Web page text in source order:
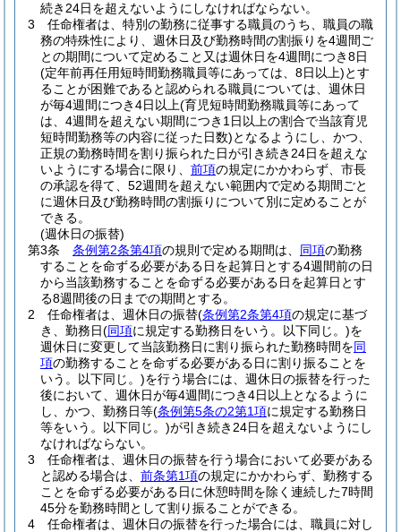
続き24日を超えないようにしなければならない。
3
任命権者は、特別の勤務に従事する職員のうち、職員の職
務の特殊性により、週休日及び勤務時間の割振りを4週間ご
との期間について定めること又は週休日を4週間につき8日
(定年前再任用短時間勤務職員等にあっては、8日以上)とす
ることが困難であると認められる職員については、週休日
が毎4週間につき4日以上(育児短時間勤務職員等にあって
は、4週間を超えない期間につき1日以上の割合で当該育児
短時間勤務等の内容に従った日数)となるようにし、かつ、
正規の勤務時間を割り振られた日が引き続き24日を超えな
いようにする場合に限り、 前項の規定にかかわらず、市長
の承認を得て、52週間を超えない範囲内で定める期間ごと
に週休日及び勤務時間の割振りについて別に定めることが
できる。
(週休日の振替)
第3条
条例第2条第4項の規則で定める期間は、 同項の勤務
することを命ずる必要がある日を起算日とする4週間前の日
から当該勤務することを命ずる必要がある日を起算日とす
る8週間後の日までの期間とする。
2
任命権者は、週休日の振替(条例第2条第4項の規定に基づ
き、勤務日(同項に規定する勤務日をいう。以下同じ。)を
週休日に変更して当該勤務日に割り振られた勤務時間を同
項の勤務することを命ずる必要がある日に割り振ることを
いう。以下同じ。)を行う場合には、週休日の振替を行った
後において、週休日が毎4週間につき4日以上となるように
し、かつ、勤務日等(条例第5条の2第1項に規定する勤務日
等をいう。以下同じ。)が引き続き24日を超えないようにし
なければならない。
3
任命権者は、週休日の振替を行う場合において必要がある
と認める場合は、 前条第1項の規定にかかわらず、勤務する
ことを命ずる必要がある日に休憩時間を除く連続した7時間
45分を勤務時間として割り振ることができる。
4
任命権者は、週休日の振替を行った場合には、職員に対し